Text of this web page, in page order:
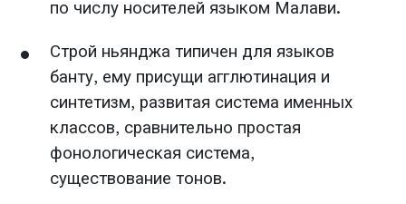
по числу носителей языком Малави.
Строй ньянджа типичен для языков
банту, ему присущи агглютинация и
синтетизм, развитая система именных
классов, сравнительно простая
фонологическая система,
существование тонов.